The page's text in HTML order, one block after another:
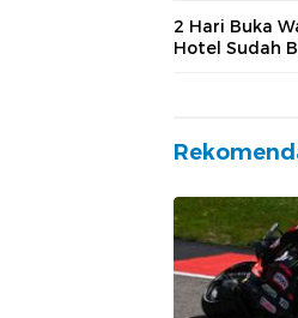
2 Hari Buka
Hotel Sudah